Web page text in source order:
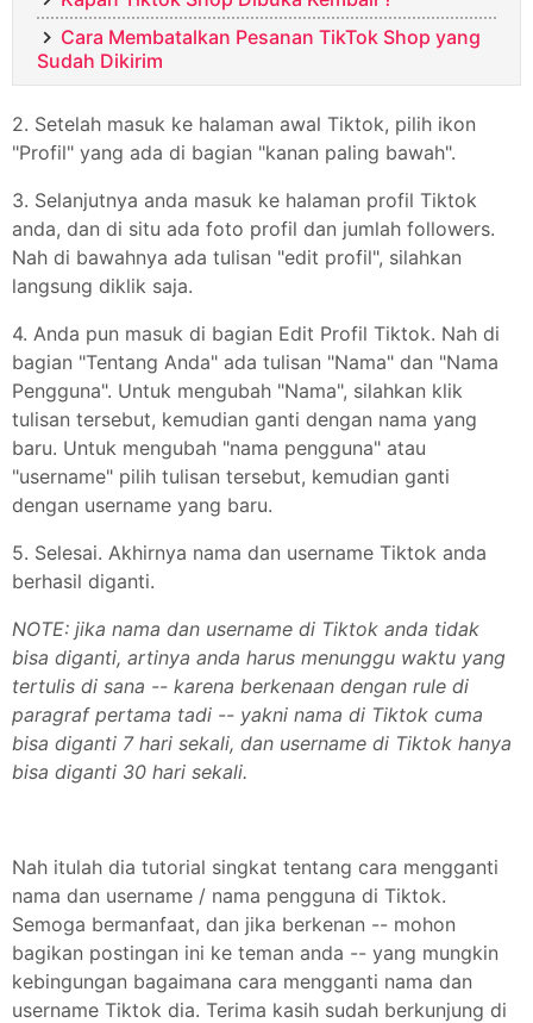
Cara Membatalkan Pesanan TikTok Shop yang
Sudah Dikirim
2. Setelah masuk ke halaman awal Tiktok, pilih ikon
"Profil" yang ada di bagian "kanan paling bawah".
3. Selanjutnya anda masuk ke halaman profil Tiktok
anda, dan di situ ada foto profil dan jumlah followers.
Nah di bawahnya ada tulisan "edit profil", silahkan
langsung diklik saja.
4. Anda pun masuk di bagian Edit Profil Tiktok. Nah di
bagian "Tentang Anda" ada tulisan "Nama" dan "Nama
Pengguna". Untuk mengubah "Nama", silahkan klik
tulisan tersebut, kemudian ganti dengan nama yang
baru. Untuk mengubah "nama pengguna" atau
"username" pilih tulisan tersebut, kemudian ganti
dengan username yang baru.
5. Selesai. Akhirnya nama dan username Tiktok anda
berhasil diganti.
NOTE: jika nama dan username di Tiktok anda tidak
bisa diganti, artinya anda harus menunggu waktu yang
tertulis di sana -- karena berkenaan dengan rule di
paragraf pertama tadi -- yakni nama di Tiktok cuma
bisa diganti 7 hari sekali, dan username di Tiktok hanya
bisa diganti 30 hari sekali.
Nah itulah dia tutorial singkat tentang cara mengganti
nama dan username / nama pengguna di Tiktok.
Semoga bermanfaat, dan jika berkenan -- mohon
bagikan postingan ini ke teman anda -- yang mungkin
kebingungan bagaimana cara mengganti nama dan
username Tiktok dia. Terima kasih sudah berkunjung di